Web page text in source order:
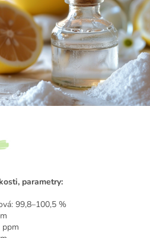
parametry:
99,8–100,5 %
ppm